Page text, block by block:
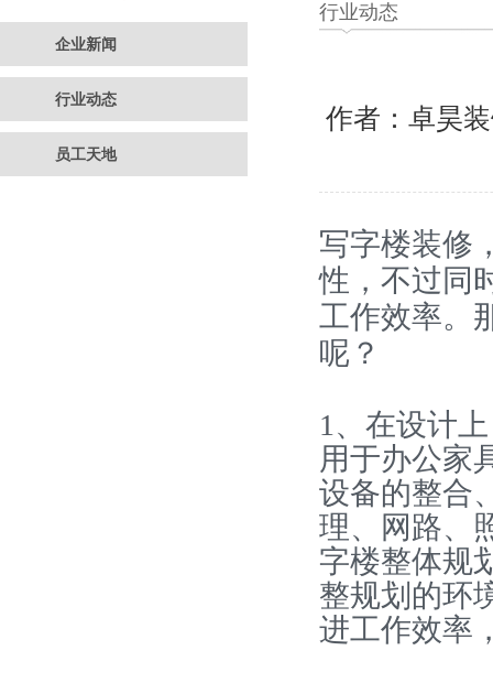
企业新闻
行业动态
员工天地
行业动态
作者：卓昊
写字楼装修
性，不过同
工作效率。
呢？
1、在设计
用于办公家
设备的整合
理、网路、
字楼整体规
整规划的环
进工作效率